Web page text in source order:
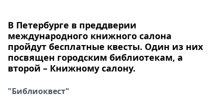
Metro
В Петербурге в преддверии
международного книжного салона
пройдут бесплатные квесты. Один из них
посвящен городским библиотекам, а
второй – Книжному салону.
"Библиоквест"